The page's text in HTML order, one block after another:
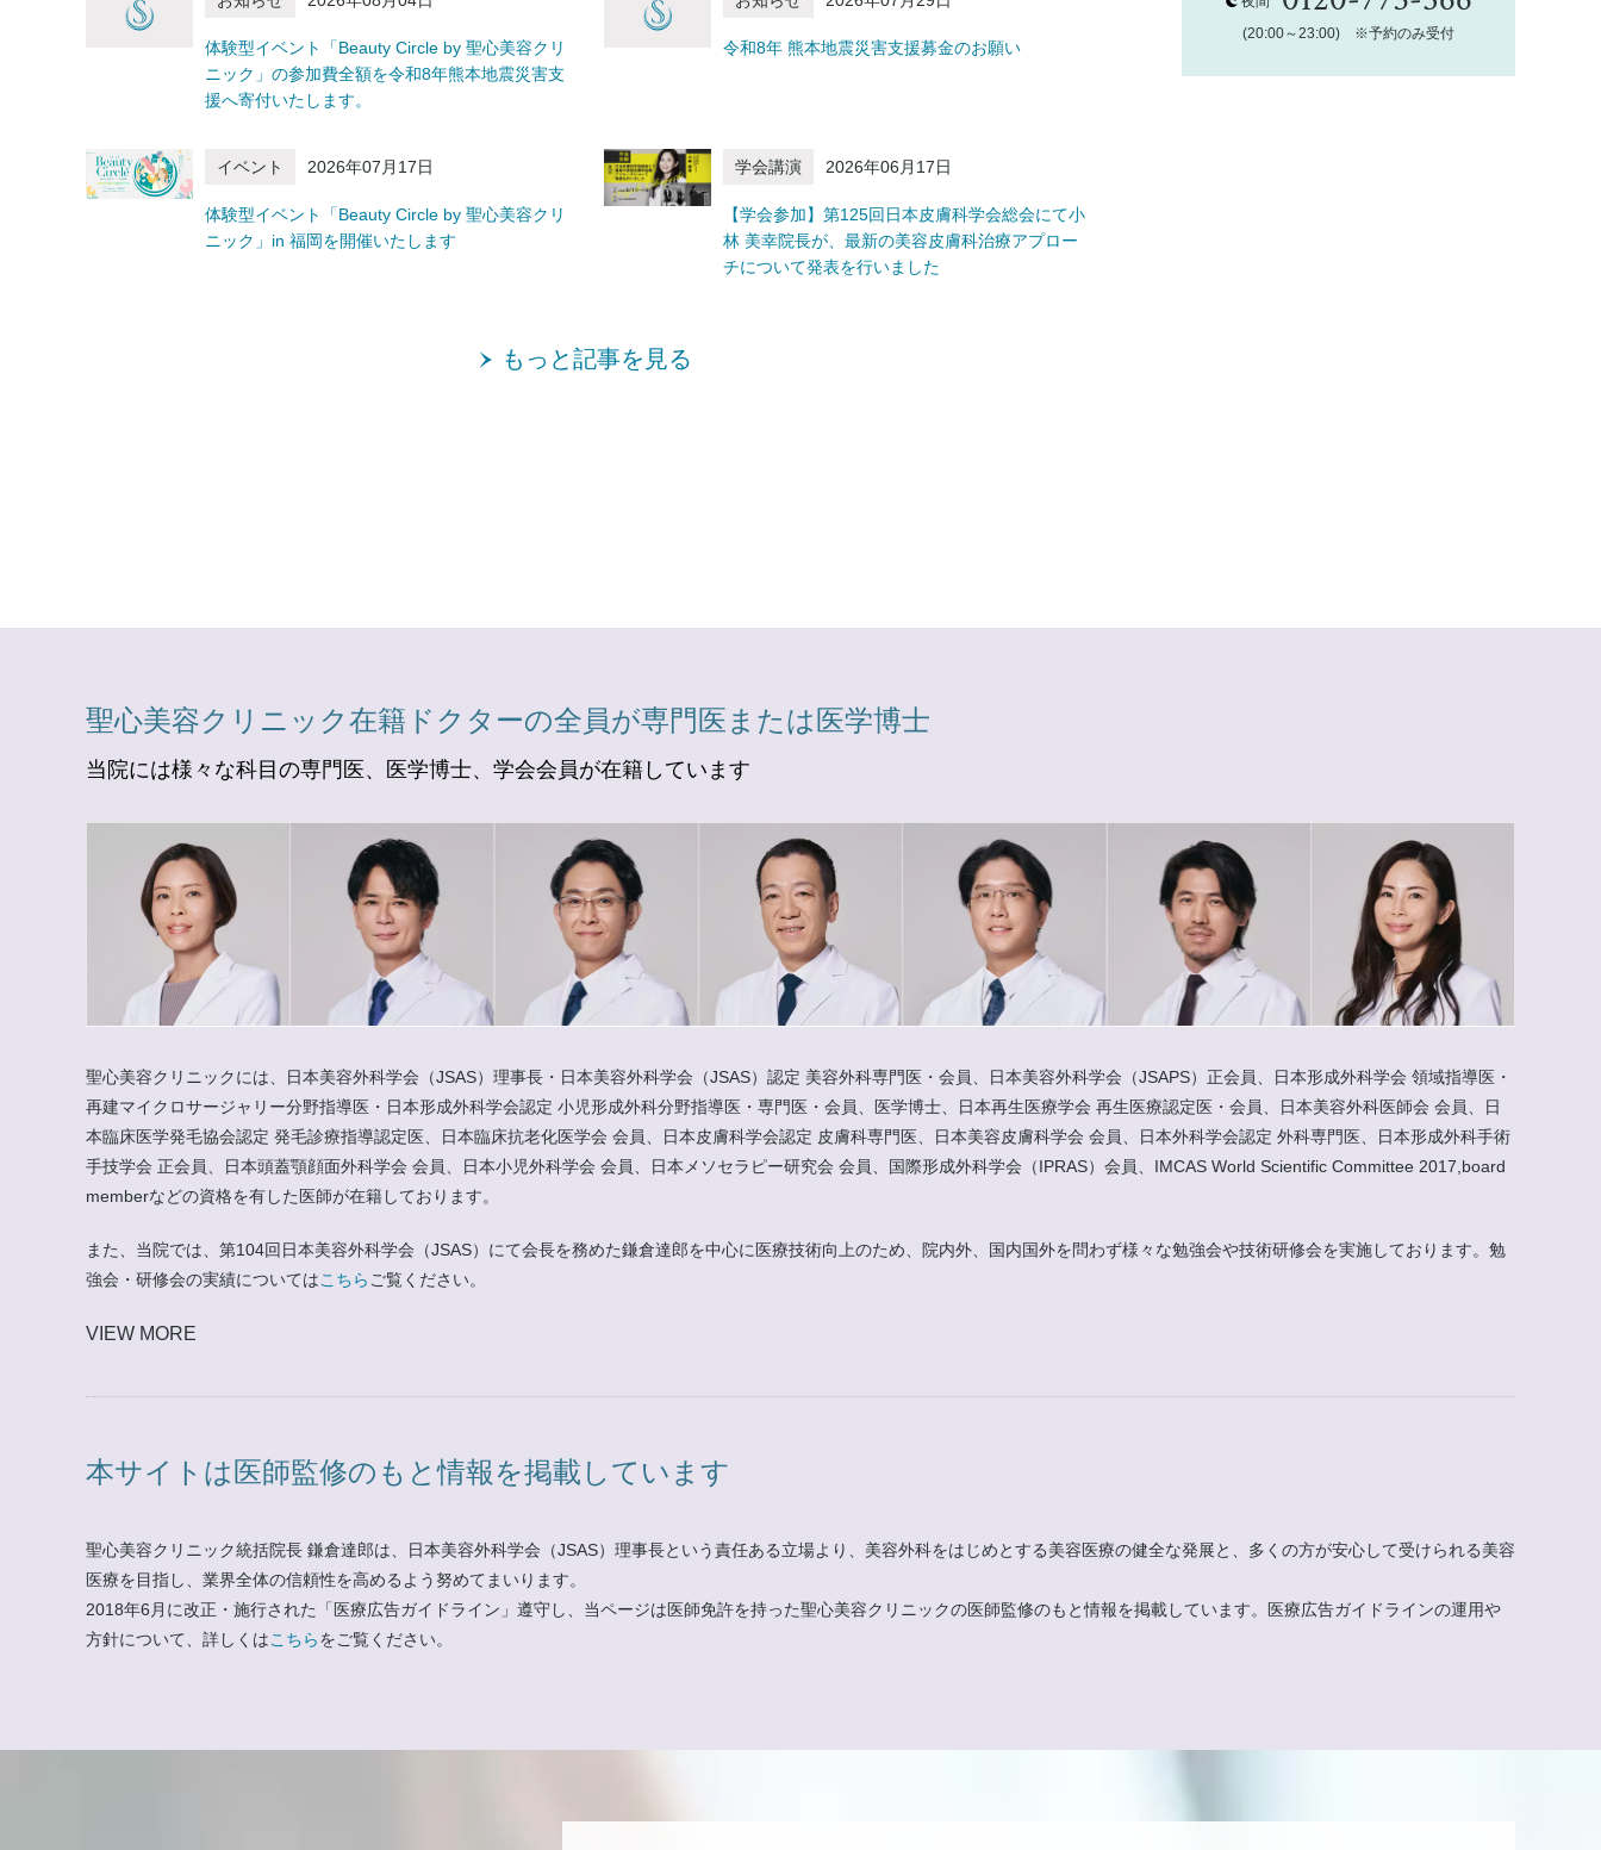
(20:00～23:00) ※予約のみ受付
体験型イベント「Beauty Circle by 聖心美容クリ
ニック」の参加費全額を令和8年熊本地震災害支
援へ寄付いたします。
令和8年 熊本地震災害支援募金のお願い
イベント 2026年07月17日
体験型イベント「Beauty Circle by 聖心美容クリ
ニック」in 福岡を開催いたします
学会講演 2026年06月17日
【学会参加】第125回日本皮膚科学会総会にて小
林 美幸院長が、最新の美容皮膚科治療アプロー
チについて発表を行いました
もっと記事を見る
聖心美容クリニック在籍ドクターの全員が専門医または医学博士
当院には様々な科目の専門医、医学博士、学会会員が在籍しています
聖心美容クリニックには、日本美容外科学会（JSAS）理事長・日本美容外科学会（JSAS）認定 美容外科専門医・会員、日本美容外科学会（JSAPS）正会員、日本形成外科学会 領域指導医・
再建マイクロサージャリー分野指導医・日本形成外科学会認定 小児形成外科分野指導医・専門医・会員、医学博士、日本再生医療学会 再生医療認定医・会員、日本美容外科医師会 会員、日
本臨床医学発毛協会認定 発毛診療指導認定医、日本臨床抗老化医学会 会員、日本皮膚科学会認定 皮膚科専門医、日本美容皮膚科学会 会員、日本外科学会認定 外科専門医、日本形成外科手術
手技学会 正会員、日本頭蓋顎顔面外科学会 会員、日本小児外科学会 会員、日本メソセラピー研究会 会員、国際形成外科学会（IPRAS）会員、IMCAS World Scientific Committee 2017,board
memberなどの資格を有した医師が在籍しております。
また、当院では、第104回日本美容外科学会（JSAS）にて会長を務めた鎌倉達郎を中心に医療技術向上のため、院内外、国内国外を問わず様々な勉強会や技術研修会を実施しております。勉
強会・研修会の実績についてはこちら ご覧ください。
VIEW MORE
本サイトは医師監修のもと情報を掲載しています
聖心美容クリニック統括院長 鎌倉達郎は、日本美容外科学会（JSAS）理事長という責任ある立場より、美容外科をはじめとする美容医療の健全な発展と、多くの方が安心して受けられる美容
医療を目指し、業界全体の信頼性を高めるよう努めてまいります。
2018年6月に改正・施行された「医療広告ガイドライン」遵守し、当ページは医師免許を持った聖心美容クリニックの医師監修のもと情報を掲載しています。医療広告ガイドラインの運用や
方針について、詳しくはこちらをご覧ください。